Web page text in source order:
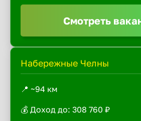
Смотреть
Набережные Челны
📍 ~94 км
💰 Доход до: 308 760 ₽